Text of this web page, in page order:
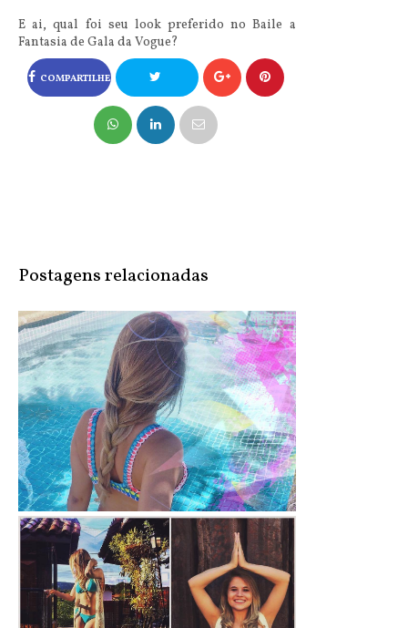
E ai, qual foi seu look preferido no Baile a
Fantasia de Gala da Vogue?
COMPARTILHE
NO FACEBOOK COMPARTILHE
Postagens relacionadas
#Musthave: Bíquini de Crochê Neon -...